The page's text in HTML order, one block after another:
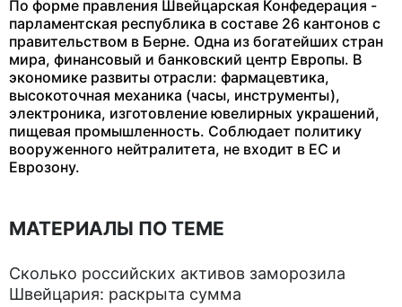
По форме правления Швейцарская Конфедерация -
парламентская республика в составе 26 кантонов с
правительством в Берне. Одна из богатейших стран
мира, финансовый и банковский центр Европы. В
экономике развиты отрасли: фармацевтика,
высокоточная механика (часы, инструменты),
электроника, изготовление ювелирных украшений,
пищевая промышленность. Соблюдает политику
вооруженного нейтралитета, не входит в ЕС и
Еврозону.
МАТЕРИАЛЫ ПО ТЕМЕ
Сколько российских активов заморозила
Швейцария: раскрыта сумма